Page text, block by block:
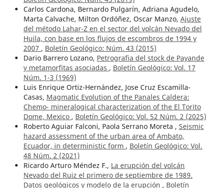
Carlos Cardona, Bernardo Pulgarín, Adriana Agudelo,
Marta Calvache, Milton Ordóñez, Oscar Manzo, Ajuste
del método Lahar-Z en el sector del volcán Nevado del
Huila, con base en los flujos de escombros de 1994 y
2007 , Boletín Geológico: Núm. 43 (2015)
Dario Barrero Lozano, Petrografia del stock de Payande
y metamorfitas asociadas , Boletín Geológico: Vol. 17
Núm. 1-3 (1969)
Luis Enrique Ortiz-Hernández, Jose Cruz Escamilla-
Casas, Magmatic Evolution of the Panales Caldera:
Chemo- mineralogical characterization of the El Torito
Dome, Mexico , Boletín Geológico: Vol. 52 Núm. 2 (2025)
Roberto Aguiar Falconi, Paola Serrano Moreta , Seismic
hazard assessment of the urban area of Ambato,
Ecuador, in deterministic form , Boletín Geológico: Vol.
48 Núm. 2 (2021)
Ricardo Arturo Méndez F., La erupción del volcán
Nevado del Ruiz el primero de septiembre de 1989.
Datos geológicos y modelo de la erupción , Boletín